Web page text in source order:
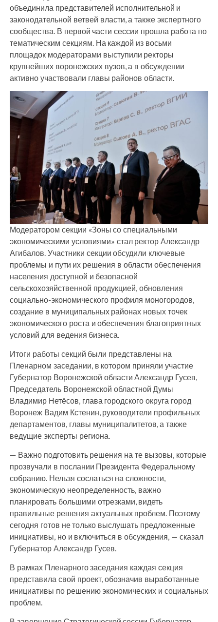
объединила представителей исполнительной и
законодательной ветвей власти, а также экспертного
сообщества. В первой части сессии прошла работа по
тематическим секциям. На каждой из восьми
площадок модераторами выступили ректоры
крупнейших воронежских вузов, а в обсуждении
активно участвовали главы районов области.
Модератором секции «Зоны со специальными
экономическими условиями» стал ректор Александр
Агибалов. Участники секции обсудили ключевые
проблемы и пути их решения в области обеспечения
населения доступной и безопасной
сельскохозяйственной продукцией, обновления
социально-экономического профиля моногородов,
создание в муниципальных районах новых точек
экономического роста и обеспечения благоприятных
условий для ведения бизнеса.
Итоги работы секций были представлены на
Пленарном заседании, в котором приняли участие
Губернатор Воронежской области Александр Гусев,
Председатель Воронежской областной Думы
Владимир Нетёсов, глава городского округа город
Воронеж Вадим Кстенин, руководители профильных
департаментов, главы муниципалитетов, а также
ведущие эксперты региона.
— Важно подготовить решения на те вызовы, которые
прозвучали в послании Президента Федеральному
собранию. Нельзя сослаться на сложности,
экономическую неопределенность, важно
планировать большими отрезками, видеть
правильные решения актуальных проблем. Поэтому
сегодня готов не только выслушать предложенные
инициативы, но и включиться в обсуждения, — сказал
Губернатор Александр Гусев.
В рамках Пленарного заседания каждая секция
представила свой проект, обозначив выработанные
инициативы по решению экономических и социальных
проблем.